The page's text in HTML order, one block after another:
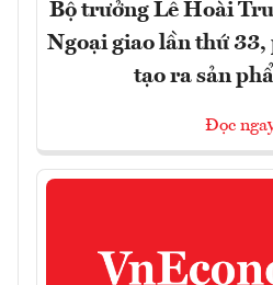
Ngoại giao lần thứ
tạo ra sản